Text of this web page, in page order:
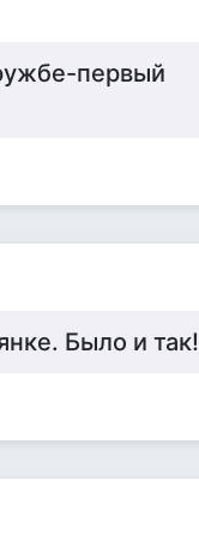
первый
Было и так!